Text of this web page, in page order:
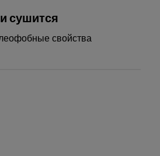
сушится
свойства